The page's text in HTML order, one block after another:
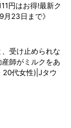
円はお得!最新ク
23日まで》
、受け止められな
師がミルクをあ
20代女性)|Jタウ